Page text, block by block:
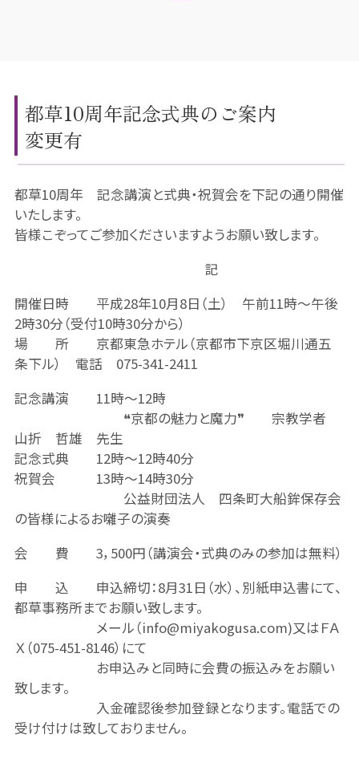
都草10周年記念式典のご案内
変更有
都草10周年 記念講演と式典・祝賀会を下記の通り開催
いたします。
皆様こぞってご参加くださいますようお願い致します。
記
開催日時 平成28年10月8日（土） 午前11時～午後
2時30分（受付10時30分から）
場 所 京都東急ホテル（京都市下京区堀川通五
条下ル） 電話 075-341-2411
記念講演 11時～12時
❝京都の魅力と魔力❞ 宗教学者
山折 哲雄 先生
記念式典 12時～12時40分
祝賀会 13時～14時30分
公益財団法人 四条町大船鉾保存会
の皆様によるお囃子の演奏
会 費 3，500円（講演会・式典のみの参加は無料）
申 込 申込締切：8月31日（水）、別紙申込書にて、
都草事務所までお願い致します。
メール（info@miyakogusa.com)又はＦＡ
Ｘ（075-451-8146）にて
お申込みと同時に会費の振込みをお願い
致します。
入金確認後参加登録となります。電話での
受け付けは致しておりません。